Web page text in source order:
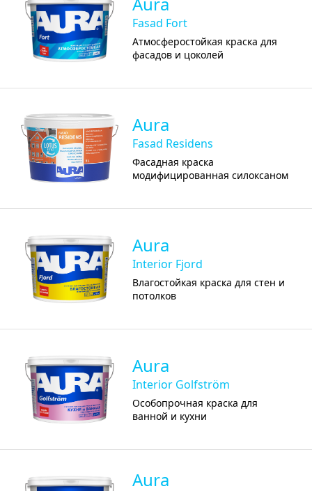
Fasad Fort
Атмосферостойкая краска для
фасадов и цоколей
Aura
Fasad Residens
Фасадная краска
модифицированная силоксаном
Aura
Interior Fjord
Влагостойкая краска для стен и
потолков
Aura
Interior Golfström
Особопрочная краска для
ванной и кухни
Aura